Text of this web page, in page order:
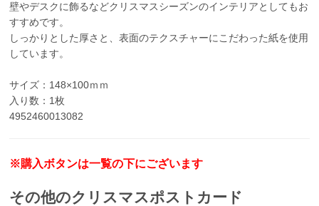
壁やデスクに飾るなどクリスマスシーズンのインテリアとしてもお
すすめです。
しっかりとした厚さと、表面のテクスチャーにこだわった紙を使用
しています。
サイズ：148×100ｍｍ
入り数：1枚
4952460013082
※購入ボタンは一覧の下にございます
その他のクリスマスポストカード